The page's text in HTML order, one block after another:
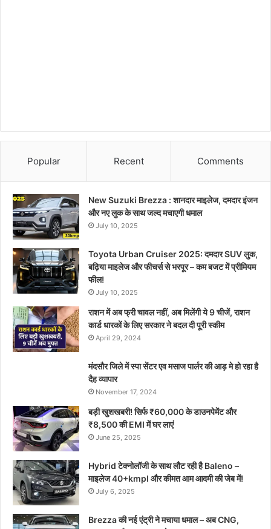
Popular Recent Comments
New Suzuki Brezza : शानदार माइलेज, दमदार इंजन
और नए लुक के साथ जल्द मचाएगी धमाल
July 10, 2025
Toyota Urban Cruiser 2025: दमदार SUV लुक,
बढ़िया माइलेज और फीचर्स से भरपूर – कम बजट में प्रीमियम
फील!
July 10, 2025
राशन में अब फ्री चावल नहीं, अब मिलेंगी ये 9 चीजें, राशन
कार्ड धारकों के लिए सरकार ने बदल दी पूरी स्कीम
April 29, 2024
मंदसौर जिले में स्पा सेंटर एव मसाज पार्लर की आड़ मे हो रहा है
दैह व्यापार
November 17, 2024
बड़ी खुशखबरी! सिर्फ ₹60,000 के डाउनपेमेंट और
₹8,500 की EMI में घर लाएं
June 25, 2025
Hybrid टेक्नोलॉजी के साथ लौट रही है Baleno –
माइलेज 40+kmpl और कीमत आम आदमी की जेब में!
July 6, 2025
Brezza की नई एंट्री ने मचाया धमाल – अब CNG,